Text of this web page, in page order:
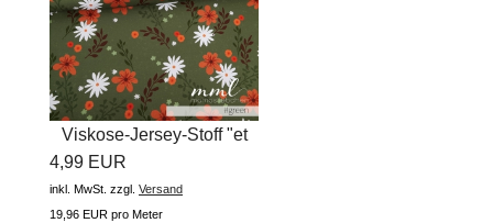
Viskose-Jersey-Stoff "et
4,99 EUR
inkl. MwSt. zzgl. Versand
19,96 EUR pro Meter